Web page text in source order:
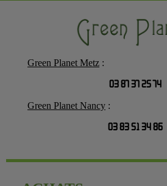
Green Planet Metz :
03 87 37 25 74
Green Planet Nancy :
03 83 51 34 86